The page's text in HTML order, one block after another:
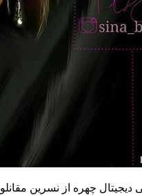
چهره از نسرین مقانلو